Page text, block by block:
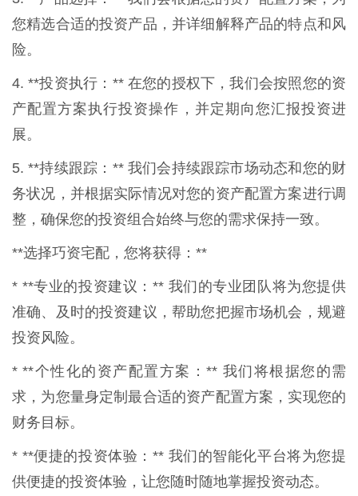
您精选合适的投资产品，并详细解释产品的特点和风
险。
4. **投资执行：** 在您的授权下，我们会按照您的资
产配置方案执行投资操作，并定期向您汇报投资进
展。
5. **持续跟踪：** 我们会持续跟踪市场动态和您的财
务状况，并根据实际情况对您的资产配置方案进行调
整，确保您的投资组合始终与您的需求保持一致。
**选择巧资宅配，您将获得：**
* **专业的投资建议：** 我们的专业团队将为您提供
准确、及时的投资建议，帮助您把握市场机会，规避
投资风险。
* **个性化的资产配置方案：** 我们将根据您的需
求，为您量身定制最合适的资产配置方案，实现您的
财务目标。
* **便捷的投资体验：** 我们的智能化平台将为您提
供便捷的投资体验，让您随时随地掌握投资动态。